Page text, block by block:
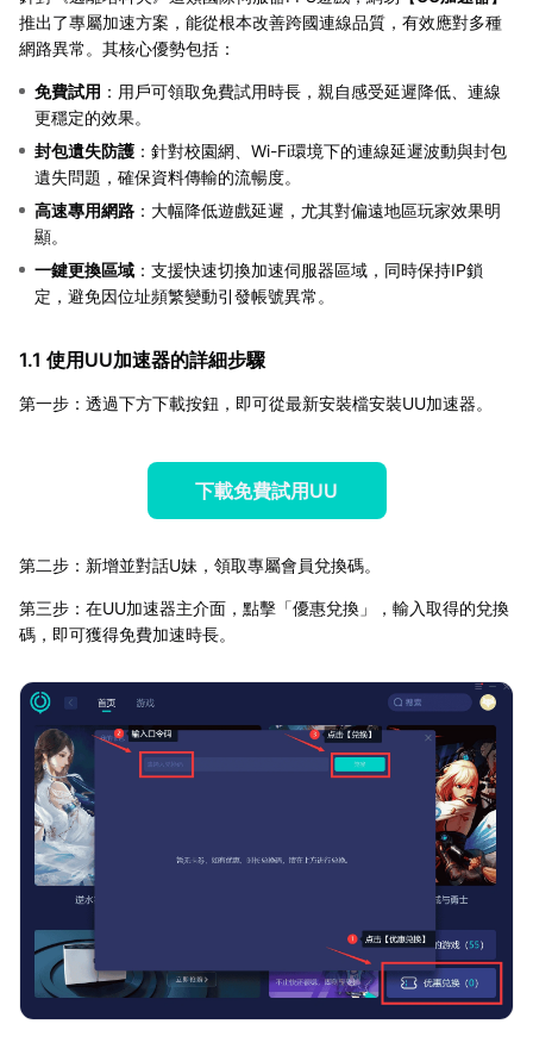
推出了專屬加速方案，能從根本改善跨國連線品質，有效應對多種
網路異常。其核心優勢包括：
免費試用 ：用戶可領取免費試用時長，親自感受延遲降低、連線
更穩定的效果。
封包遺失防護 ：針對校園網、Wi-Fi環境下的連線延遲波動與封包
遺失問題，確保資料傳輸的流暢度。
高速專用網路 ：大幅降低遊戲延遲，尤其對偏遠地區玩家效果明
顯。
一鍵更換區域 ：支援快速切換加速伺服器區域，同時保持IP鎖
定，避免因位址頻繁變動引發帳號異常。
1.1 使用UU加速器的詳細步驟
第一步：透過下方下載按鈕，即可從最新安裝檔安裝UU加速器。
下載免費試用UU
第二步：新增並對話U妹，領取專屬會員兌換碼。
第三步：在UU加速器主介面，點擊「優惠兌換」，輸入取得的兌換
碼，即可獲得免費加速時長。